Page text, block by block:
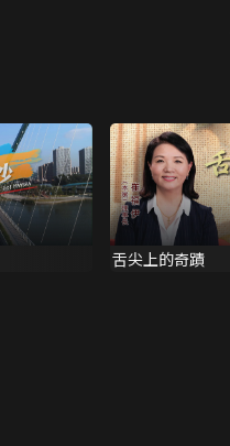
舌尖上的奇蹟